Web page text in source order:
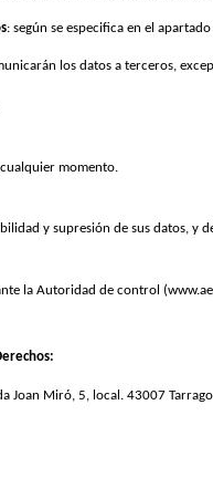
: según se especifica en el apartado
los datos a terceros,
momento.
y supresión de sus datos, y
la Autoridad de control
Joan Miró, 5, local. 43007